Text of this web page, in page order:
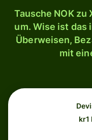
Tausche NOK
um. Wise ist das
Überweisen,
mit
kr1